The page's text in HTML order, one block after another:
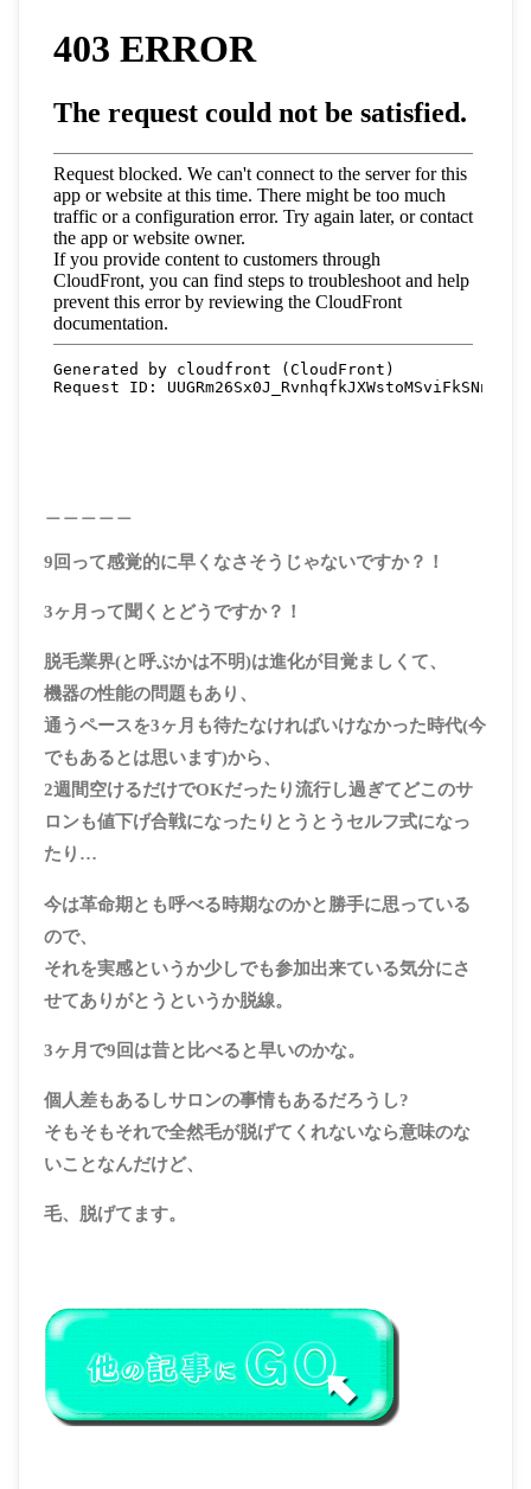
9回って感覚的に早くなさそうじゃないですか？！
3ヶ月って聞くとどうですか？！
脱毛業界(と呼ぶかは不明)は進化が目覚ましくて、
機器の性能の問題もあり、
通うペースを3ヶ月も待たなければいけなかった時代(今
でもあるとは思います)から、
2週間空けるだけでOKだったり流行し過ぎてどこのサ
ロンも値下げ合戦になったりとうとうセルフ式になっ
たり…
今は革命期とも呼べる時期なのかと勝手に思っている
ので、
それを実感というか少しでも参加出来ている気分にさ
せてありがとうというか脱線。
3ヶ月で9回は昔と比べると早いのかな。
個人差もあるしサロンの事情もあるだろうし?
そもそもそれで全然毛が脱げてくれないなら意味のな
いことなんだけど、
毛、脱げてます。